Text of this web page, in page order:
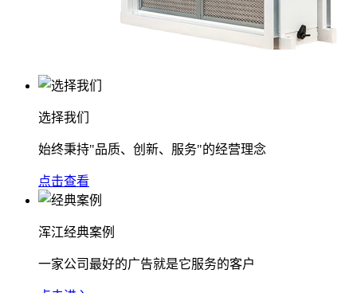
选择我们
始终秉持"品质、创新、服务"的经营理念
点击查看
浑江经典案例
一家公司最好的广告就是它服务的客户